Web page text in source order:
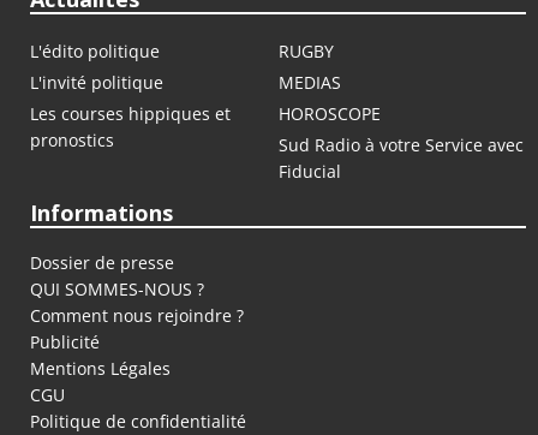
L'édito politique
RUGBY
L'invité politique
MEDIAS
Les courses hippiques et
pronostics
HOROSCOPE
Sud Radio à votre Service avec
Fiducial
Informations
Dossier de presse
QUI SOMMES-NOUS ?
Comment nous rejoindre ?
Publicité
Mentions Légales
CGU
Politique de confidentialité